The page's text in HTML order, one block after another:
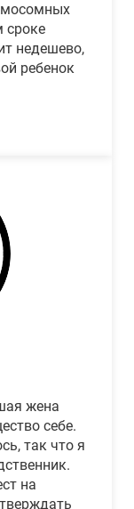
сроке
недешево,
ребенок
жена
себе.
так что я
на